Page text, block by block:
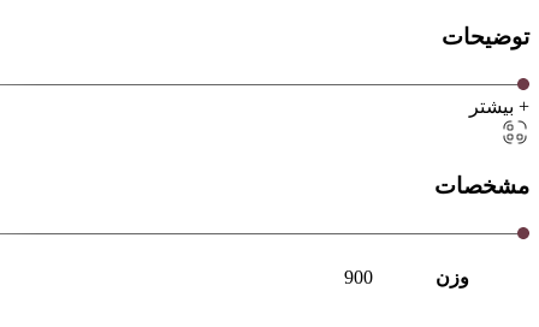
توضیحات
+ بیشتر
مشخصات
وزن 900